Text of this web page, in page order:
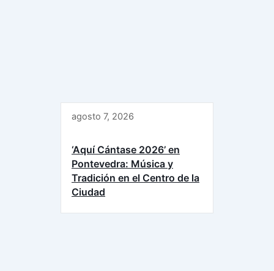
agosto 7, 2026
‘Aquí Cántase 2026’ en
Pontevedra: Música y
Tradición en el Centro de la
Ciudad